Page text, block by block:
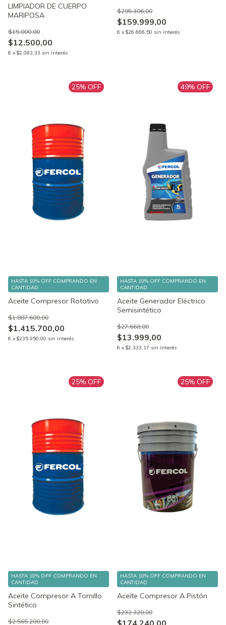
LIMPIADOR DE CUERPO
MARIPOSA
$12.500,00
$15.000,00
6 x $2.083,33 sin interés
$159.999,00
$295.306,00
6 x $26.666,50 sin interés
Aceite Compresor Rotativo
$1.415.700,00
$1.887.600,00
25% OFF
6 x $235.950,00 sin interés
HASTA 10% OFF COMPRANDO EN
CANTIDAD
Aceite Generador Eléctrico
Semisintético
$13.999,00
$27.668,00
49% OFF
6 x $2.333,17 sin interés
HASTA 10% OFF COMPRANDO EN
CANTIDAD
Aceite Compresor A Tornillo
Sintético
$2.565.200,00
25% OFF
HASTA 10% OFF COMPRANDO EN
CANTIDAD
Aceite Compresor A Pistón
$232.320,00
25% OFF
HASTA 10% OFF COMPRANDO EN
CANTIDAD